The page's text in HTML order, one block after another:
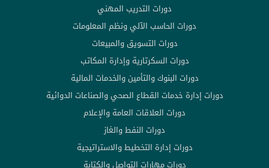
دورات التدريب المهني
دورات الحاسب الآلي ونظم المعلومات
دورات التسويق والمبيعات
دورات السكرتارية وإدارة المكاتب
دورات البنوك والتأمين والخدمات المالية
دورات إدارة خدمات القطاع الصحي والصناعات الدوائية
دورات العلاقات العامة والإعلام
دورات النفط والغاز
دورات إدارة التخطيط والاستراتيجية
دورات مهارات التواصل والكتابة